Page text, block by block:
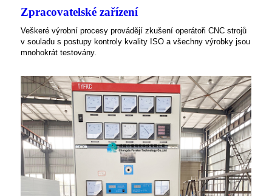
Zpracovatelské zařízení
Veškeré výrobní procesy provádějí zkušení operátoři CNC strojů
v souladu s postupy kontroly kvality ISO a všechny výrobky jsou
mnohokrát testovány.